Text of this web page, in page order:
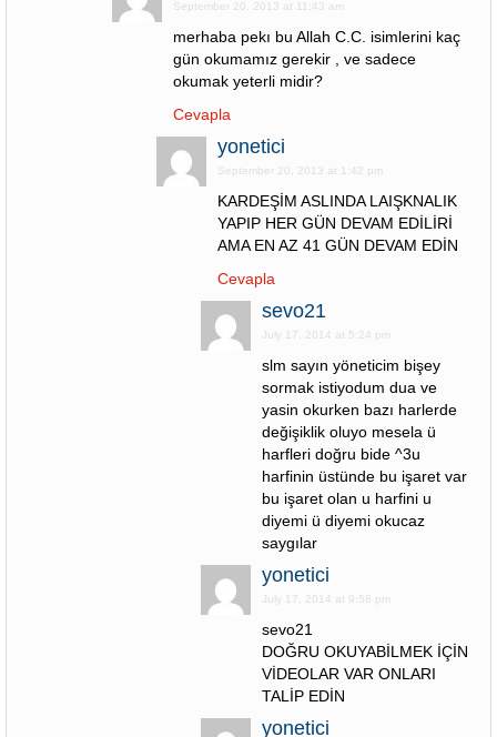
September 20, 2013 at 11:43 am
merhaba pekı bu Allah C.C. isimlerini kaç
gün okumamız gerekir , ve sadece
okumak yeterli midir?
Cevapla
yonetici
September 20, 2013 at 1:42 pm
KARDEŞİM ASLINDA LAIŞKNALIK
YAPIP HER GÜN DEVAM EDİLİRİ
AMA EN AZ 41 GÜN DEVAM EDİN
Cevapla
sevo21
July 17, 2014 at 5:24 pm
slm sayın yöneticim bişey
sormak istiyodum dua ve
yasin okurken bazı harlerde
değişiklik oluyo mesela ü
harfleri doğru bide ^3u
harfinin üstünde bu işaret var
bu işaret olan u harfini u
diyemi ü diyemi okucaz
saygılar
yonetici
July 17, 2014 at 9:58 pm
sevo21
DOĞRU OKUYABİLMEK İÇİN
VİDEOLAR VAR ONLARI
TALİP EDİN
yonetici